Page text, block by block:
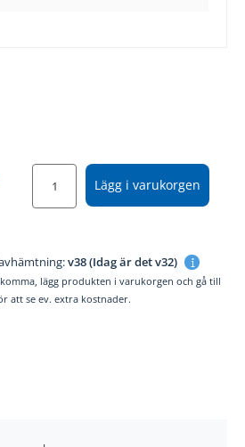
Lägg i varukorgen
v38 (Idag är det v32)
lägg produkten i varukorgen och gå till
att se ev. extra kostnader.